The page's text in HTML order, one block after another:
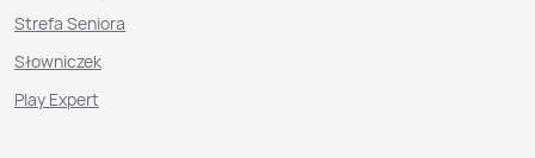
Strefa Seniora
Słowniczek
Play Expert